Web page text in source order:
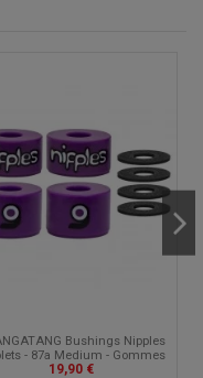
Bushings Nipples
- 87a Medium - Gommes
19,90 €